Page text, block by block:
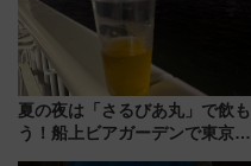
夏の夜は「さるびあ丸」で飲も
う！船上ビアガーデンで東京湾